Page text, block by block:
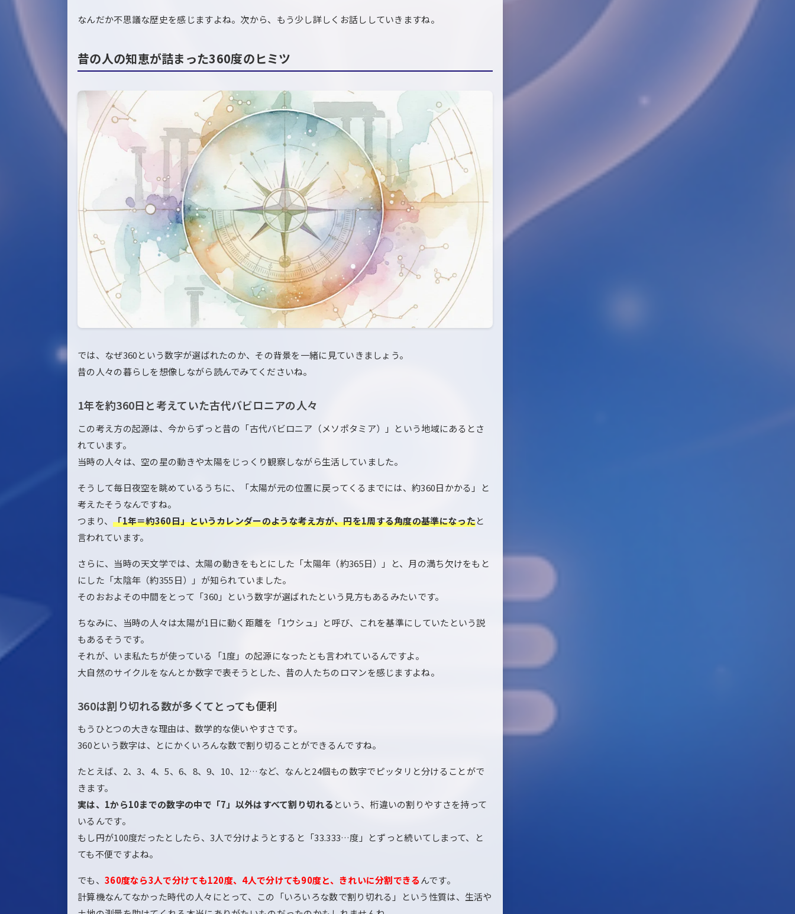
なんだか不思議な歴史を感じますよね。次から、もう少し詳しくお話ししていきますね。
昔の人の知恵が詰まった360度のヒミツ
では、なぜ360という数字が選ばれたのか、その背景を一緒に見ていきましょう。
昔の人々の暮らしを想像しながら読んでみてくださいね。
1年を約360日と考えていた古代バビロニアの人々
この考え方の起源は、今からずっと昔の「古代バビロニア（メソポタミア）」という地域にあるとさ
れています。
当時の人々は、空の星の動きや太陽をじっくり観察しながら生活していました。
そうして毎日夜空を眺めているうちに、「太陽が元の位置に戻ってくるまでには、約360日かかる」と
考えたそうなんですね。
つまり、「1年＝約360日」というカレンダーのような考え方が、円を1周する角度の基準になったと
言われています。
さらに、当時の天文学では、太陽の動きをもとにした「太陽年（約365日）」と、月の満ち欠けをもと
にした「太陰年（約355日）」が知られていました。
そのおおよその中間をとって「360」という数字が選ばれたという見方もあるみたいです。
ちなみに、当時の人々は太陽が1日に動く距離を「1ウシュ」と呼び、これを基準にしていたという説
もあるそうです。
それが、いま私たちが使っている「1度」の起源になったとも言われているんですよ。
大自然のサイクルをなんとか数字で表そうとした、昔の人たちのロマンを感じますよね。
360は割り切れる数が多くてとっても便利
もうひとつの大きな理由は、数学的な使いやすさです。
360という数字は、とにかくいろんな数で割り切ることができるんですね。
たとえば、2、3、4、5、6、8、9、10、12…など、なんと24個もの数字でピッタリと分けることがで
きます。
実は、1から10までの数字の中で「7」以外はすべて割り切れる という、桁違いの割りやすさを持って
いるんです。
もし円が100度だったとしたら、3人で分けようとすると「33.333…度」とずっと続いてしまって、と
ても不便ですよね。
でも、 360度なら3人で分けても120度、4人で分けても90度と、きれいに分割できるんです。
計算機なんてなかった時代の人々にとって、この「いろいろな数で割り切れる」という性質は、生活や